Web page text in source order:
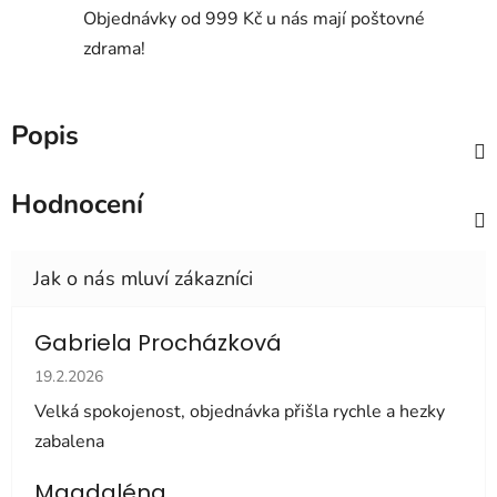
Objednávky od 999 Kč u nás mají poštovné
zdrama!
Popis
Hodnocení
Gabriela Procházková
Hodnocení obchodu je 5 z 5 hvězdiček.
19.2.2026
Velká spokojenost, objednávka přišla rychle a hezky
zabalena